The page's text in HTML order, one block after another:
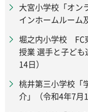
大宮小学校「オン
インホームルーム
堀之内小学校 FC
授業 選手と子ど
14日）
桃井第三小学校「
介」（令和4年7月